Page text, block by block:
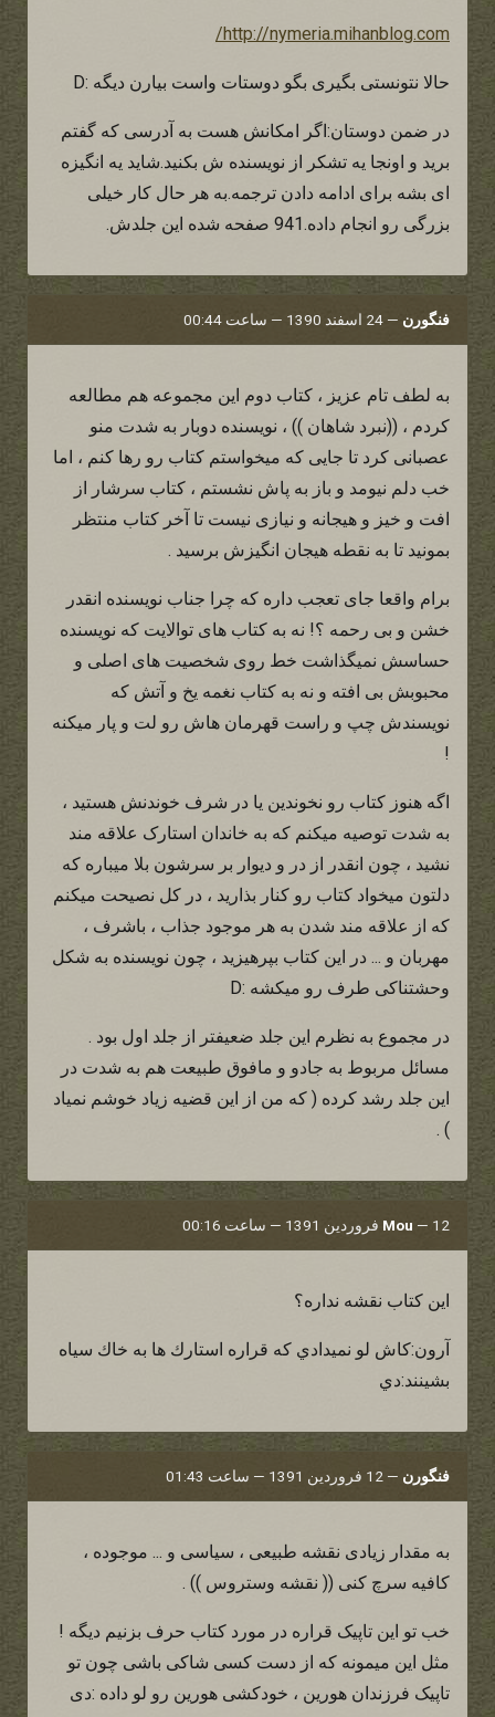
http://nymeria.mihanblog.com/
حالا نتونستی بگیری بگو دوستات واست بیارن دیگه :D
در ضمن دوستان:اگر امکانش هست به آدرسی که گفتم
برید و اونجا یه تشکر از نویسنده ش بکنید.شاید یه انگیزه
ای بشه برای ادامه دادن ترجمه.به هر حال کار خیلی
بزرگی رو انجام داده.941 صفحه شده این جلدش.
فنگورن — 24 اسفند 1390 — ساعت 00:44
به لطف تام عزیز ، کتاب دوم این مجموعه هم مطالعه
کردم ، ((نبرد شاهان )) ، نویسنده دوبار به شدت منو
عصبانی کرد تا جایی که میخواستم کتاب رو رها کنم ، اما
خب دلم نیومد و باز به پاش نشستم ، کتاب سرشار از
افت و خیز و هیجانه و نیازی نیست تا آخر کتاب منتظر
بمونید تا به نقطه هیجان انگیزش برسید .
برام واقعا جای تعجب داره که چرا جناب نویسنده انقدر
خشن و بی رحمه ؟! نه به کتاب های توالایت که نویسنده
حساسش نمیگذاشت خط روی شخصیت های اصلی و
محبوبش بی افته و نه به کتاب نغمه یخ و آتش که
نویسندش چپ و راست قهرمان هاش رو لت و پار میکنه
!
اگه هنوز کتاب رو نخوندین یا در شرف خوندنش هستید ،
به شدت توصیه میکنم که به خاندان استارک علاقه مند
نشید ، چون انقدر از در و دیوار بر سرشون بلا میباره که
دلتون میخواد کتاب رو کنار بذارید ، در کل نصیحت میکنم
که از علاقه مند شدن به هر موجود جذاب ، باشرف ،
مهربان و ... در این کتاب بپرهیزید ، چون نویسنده به شکل
وحشتناکی طرف رو میکشه :D
در مجموع به نظرم این جلد ضعیفتر از جلد اول بود .
مسائل مربوط به جادو و مافوق طبیعت هم به شدت در
این جلد رشد کرده ( که من از این قضیه زیاد خوشم نمیاد
) .
Mou — 12 فروردین 1391 — ساعت 00:16
اين كتاب نقشه نداره؟
آرون:كاش لو نميدادي كه قراره استارك ها به خاك سياه
بشينند:دي
فنگورن — 12 فروردین 1391 — ساعت 01:43
به مقدار زیادی نقشه طبیعی ، سیاسی و ... موجوده ،
کافیه سرچ کنی (( نقشه وستروس )) .
خب تو این تاپیک قراره در مورد کتاب حرف بزنیم دیگه !
مثل این میمونه که از دست کسی شاکی باشی چون تو
تاپیک فرزندان هورین ، خودکشی هورین رو لو داده :دی